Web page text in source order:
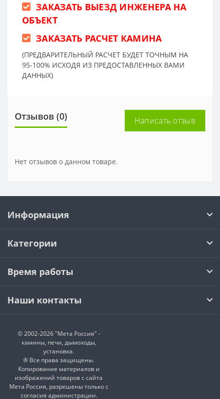
ЗАКАЗАТЬ ВЫЕЗД ИНЖЕНЕРА НА
ОБЪЕКТ
ЗАКАЗАТЬ РАСЧЕТ КАМИНА
(ПРЕДВАРИТЕЛЬНЫЙ РАСЧЕТ БУДЕТ ТОЧНЫМ НА
95-100% ИСХОДЯ ИЗ ПРЕДОСТАВЛЕННЫХ ВАМИ
ДАННЫХ)
Отзывов (0) Написать отзыв
Нет отзывов о данном товаре.
Информация
Категории
Время работы
Наши контакты
© 2002-2026 "Мета Россия" -
камины, печи, дымоходы,
установка.
® Все права защищены.
Копирование материалов и
изображений товаров с сайта
Мета Россия, разрешены только с
согласия администрации.